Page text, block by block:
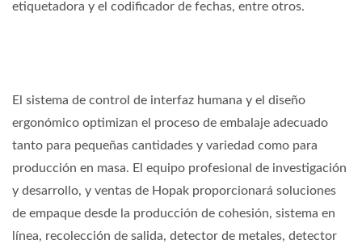
etiquetadora y el codificador de fechas, entre otros.
El sistema de control de interfaz humana y el diseño
ergonómico optimizan el proceso de embalaje adecuado
tanto para pequeñas cantidades y variedad como para
producción en masa. El equipo profesional de investigación
y desarrollo, y ventas de Hopak proporcionará soluciones
de empaque desde la producción de cohesión, sistema en
línea, recolección de salida, detector de metales, detector